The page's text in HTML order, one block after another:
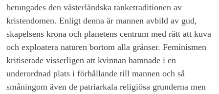
betungades den västerländska tanketraditionen av
kristendomen. Enligt denna är mannen avbild av gud,
skapelsens krona och planetens centrum med rätt att kuva
och exploatera naturen bortom alla gränser. Feminismen
kritiserade visserligen att kvinnan hamnade i en
underordnad plats i förhållande till mannen och så
småningom även de patriarkala religiösa grunderna men